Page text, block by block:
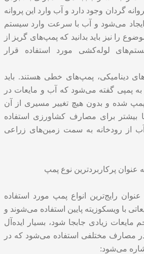
گردان وجود دارد و آب وارد این پروانه
می‌شود و آب با سرعت وارد سیستم
را نیز باید بدانید که پمپ‌های گریز از
لوله‌کشی مورد استفاده قرار
دینامیکی، پمپ‌های خطی هستند. باید
پمپی گفته می‌شود که آب و مایعات در
شده و بدون هیچ تغییر مسیری از آن
بیشتر برای مصارف کشاورزی استفاده
از رودخانه به سمت زمین‌های زراعی
عنوان پرکاربردترین نوع پمپ
رایج‌ترین انواع پمپ مورد استفاده
با ویسکوزیته پایین استفاده می‌شوند و
زیادی جابجا شود، بسیار ایده‌آل
مصارف مختلفی استفاده می‌شود که در
می‌شود: